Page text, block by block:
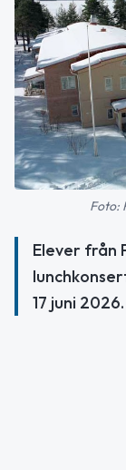
Foto:
Elever från
17 juni